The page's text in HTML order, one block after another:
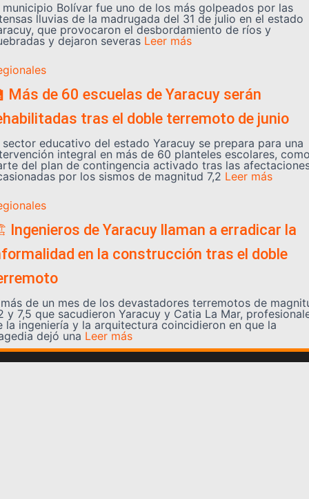
municipio Bolívar fue uno de los más golpeados por las
lluvias de la madrugada del 31 de julio en el estado
que provocaron el desbordamiento de ríos y
y dejaron severas Leer más
Más de 60 escuelas de Yaracuy serán
tras el doble terremoto de junio
sector educativo del estado Yaracuy se prepara para una
integral en más de 60 planteles escolares,
del plan de contingencia activado tras las
por los sismos de magnitud 7,2 Leer más
de Yaracuy llaman a erradicar la
en la construcción tras el doble
de un mes de los devastadores terremotos de
y 7,5 que sacudieron Yaracuy y Catia La Mar,
la ingeniería y la arquitectura coincidieron en que la
dejó una Leer más